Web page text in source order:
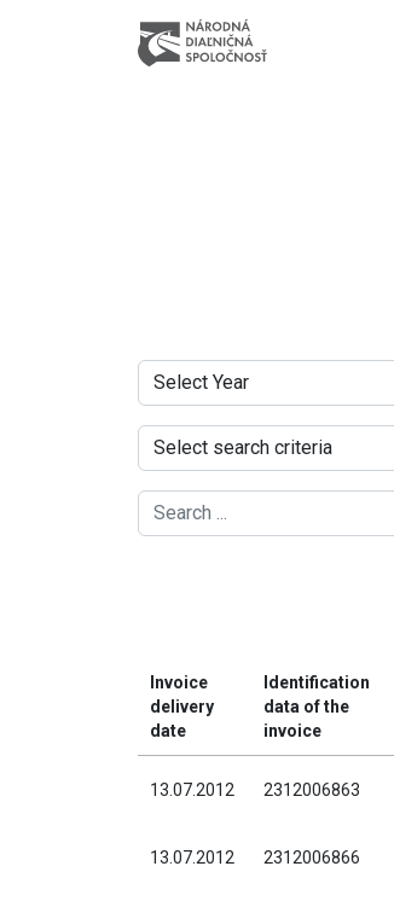
Invoice
delivery
date
Identification
data of the
invoice
13.07.2012 2312006863
13.07.2012 2312006866